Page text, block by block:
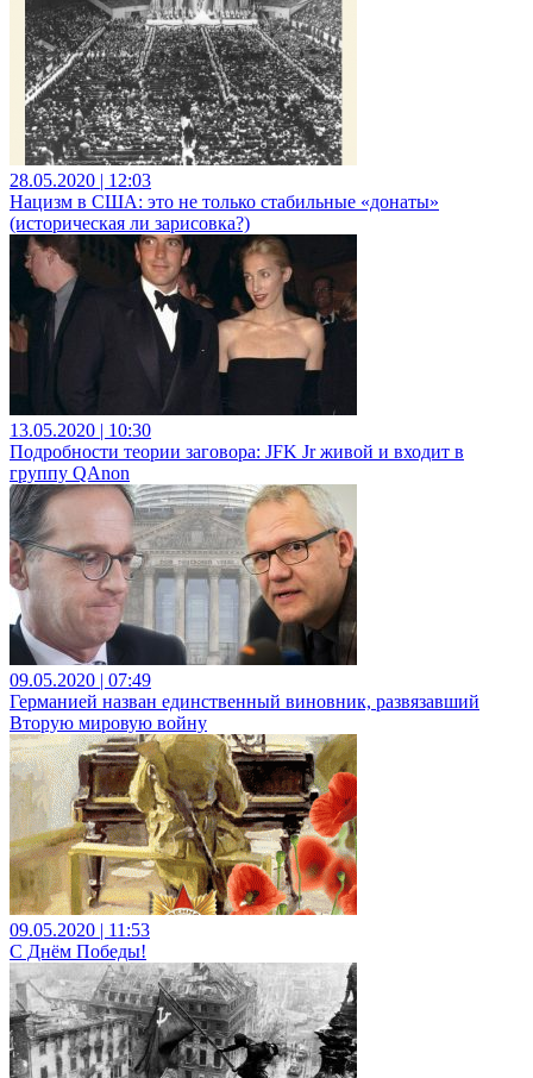
28.05.2020 | 12:03
Нацизм в США: это не только стабильные «донаты»
(историческая ли зарисовка?)
13.05.2020 | 10:30
Подробности теории заговора: JFK Jr живой и входит в
группу QAnon
09.05.2020 | 07:49
Германией назван единственный виновник, развязавший
Вторую мировую войну
09.05.2020 | 11:53
С Днём Победы!